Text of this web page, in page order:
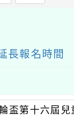
長報名時間
盃第十六屆